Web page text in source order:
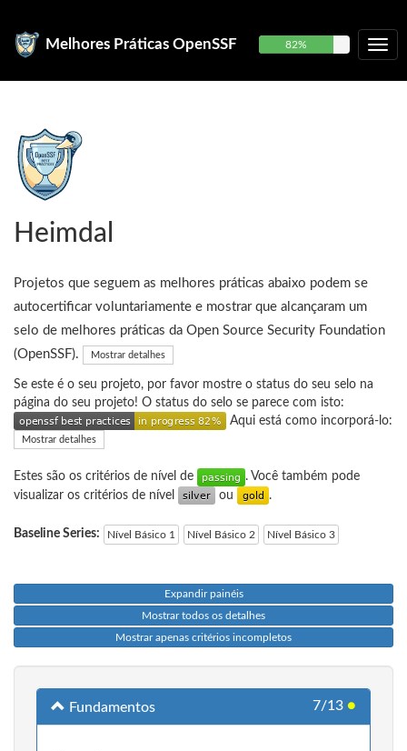
Melhores Práticas OpenSSF 82%
Heimdal
Projetos que seguem as melhores práticas abaixo podem se
autocertificar voluntariamente e mostrar que alcançaram um
selo de melhores práticas da Open Source Security Foundation
(OpenSSF).
Mostrar detalhes
Se este é o seu projeto, por favor mostre o status do seu selo na
página do seu projeto! O status do selo se parece com isto:
Aqui está como incorporá-lo:
Mostrar detalhes
Estes são os critérios de nível de
. Você também pode
visualizar os critérios de nível
ou .
Baseline Series: Nível Básico 1 Nível Básico 2 Nível Básico 3
Expandir painéis
Mostrar todos os detalhes
Mostrar apenas critérios incompletos
Fundamentos 7/13 ●